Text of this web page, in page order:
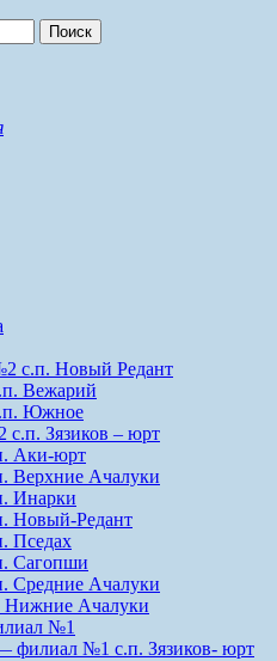
с.п. Новый Редант
Вежарий
Южное
с.п. Зязиков – юрт
Аки-юрт
Верхние Ачалуки
Инарки
Новый-Редант
Пседах
Сагопши
Средние Ачалуки
Нижние Ачалуки
№1
филиал №1 с.п. Зязиков- юрт